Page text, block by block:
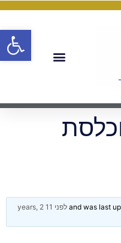
לפני 11 years, 2